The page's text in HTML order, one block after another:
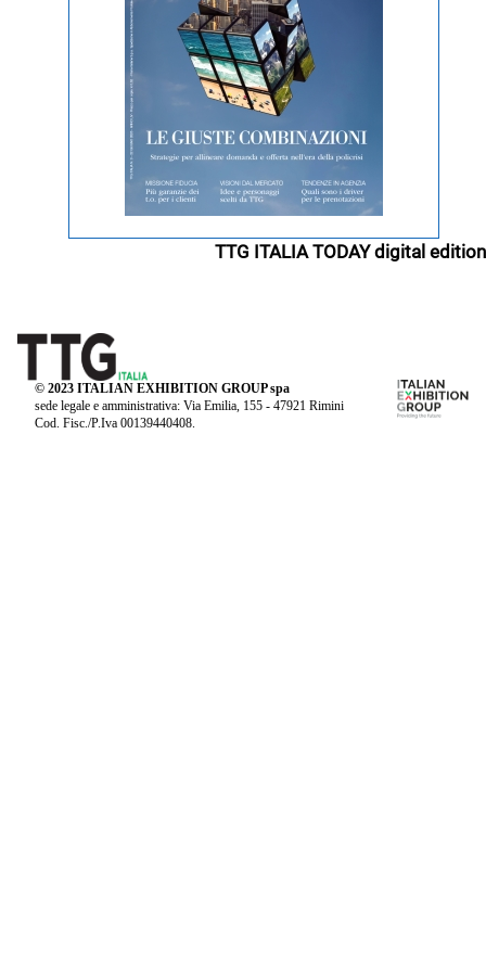
TTG ITALIA TODAY digital edition
© 2023 ITALIAN EXHIBITION GROUP spa
sede legale e amministrativa: Via Emilia, 155 - 47921 Rimini
Cod. Fisc./P.Iva 00139440408.